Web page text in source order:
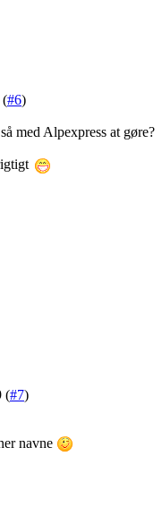
(#6)
med Alpexpress at gøre?
(#7)
navne